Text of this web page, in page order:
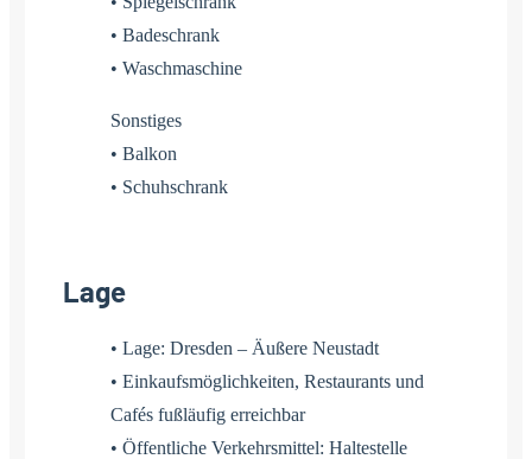
• Badeschrank
• Waschmaschine
Sonstiges
• Balkon
• Schuhschrank
Lage
• Lage: Dresden – Äußere Neustadt
• Einkaufsmöglichkeiten, Restaurants und
Cafés fußläufig erreichbar
• Öffentliche Verkehrsmittel: Haltestelle